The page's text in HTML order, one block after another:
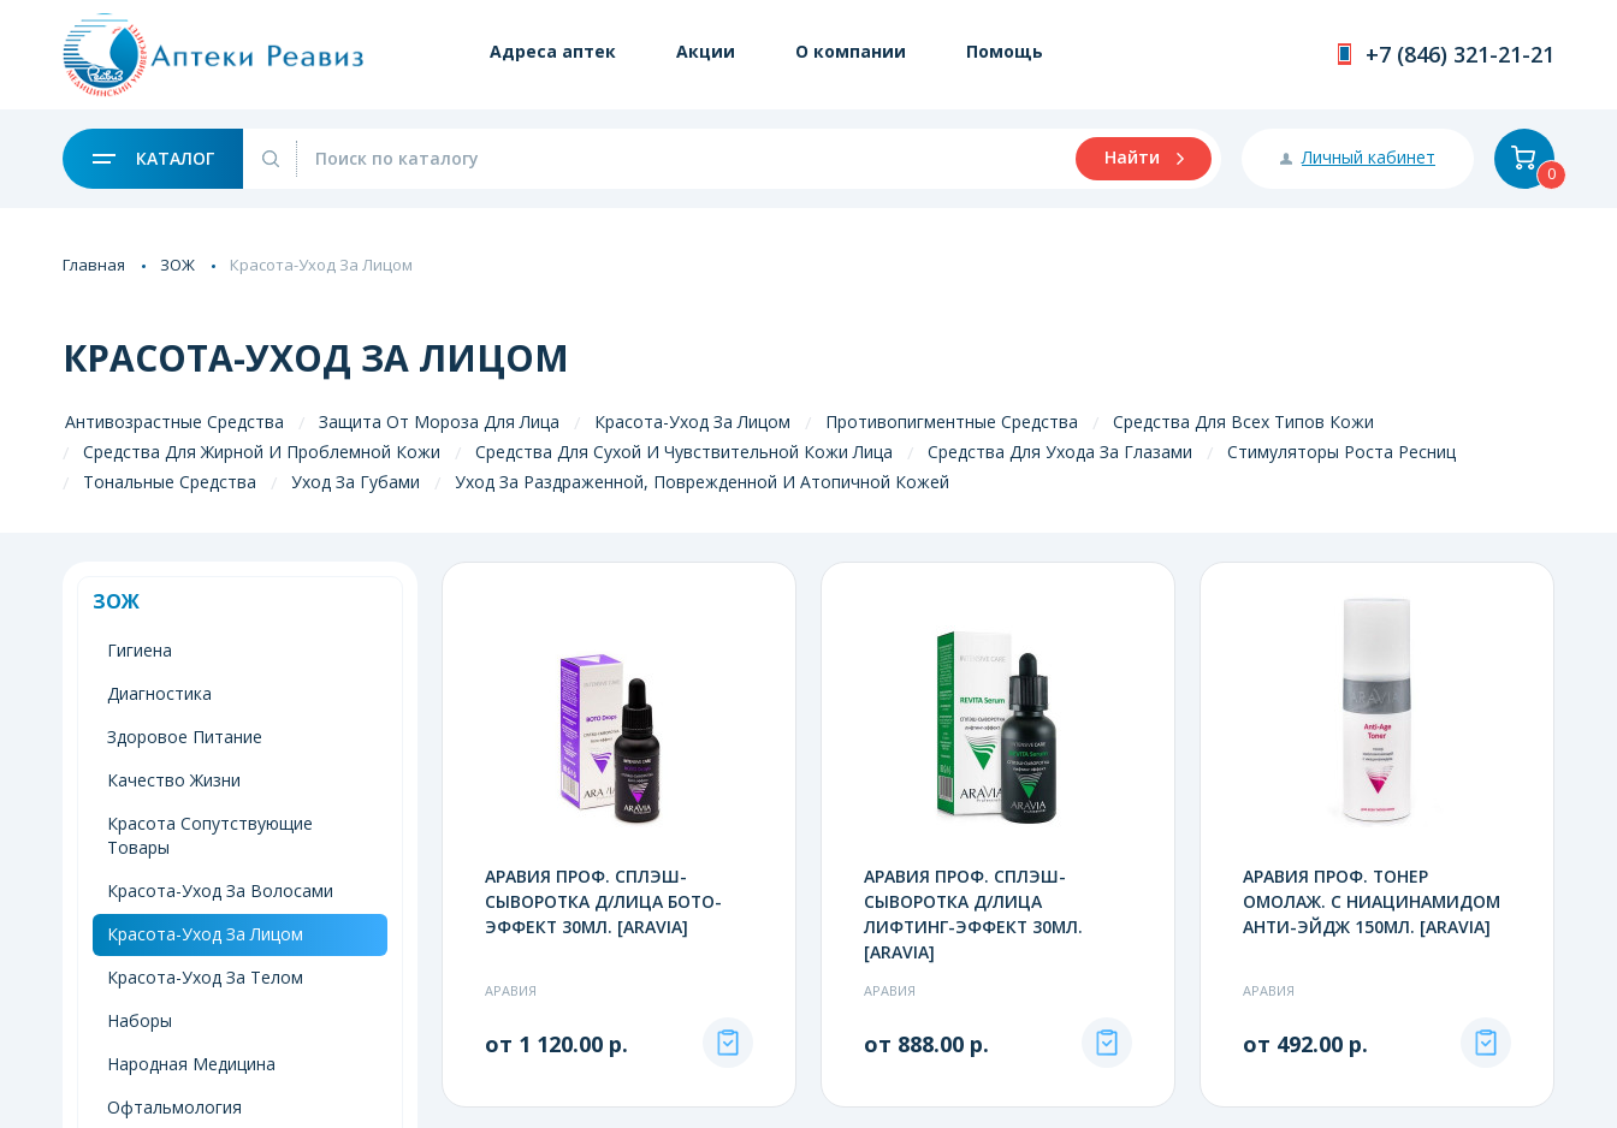
Адреса аптек Акции О компании Помощь +7 (846) 321-21-21
КАТАЛОГ Найти Личный кабинет
0
Главная ЗОЖ Красота-Уход За Лицом
КРАСОТА-УХОД ЗА ЛИЦОМ
Антивозрастные Средства Защита От Мороза Для Лица Красота-Уход За Лицом Противопигментные Средства
Средства Для Всех Типов Кожи
Средства Для Жирной И Проблемной Кожи
Средства Для Сухой И Чувствительной Кожи Лица Средства Для Ухода За Глазами
Стимуляторы Роста Ресниц
Тональные Средства
Уход За Губами Уход За Раздраженной, Поврежденной И Атопичной Кожей
ЗОЖ
Гигиена
Диагностика
Здоровое Питание
Качество Жизни
Красота Сопутствующие
Товары
Красота-Уход За Волосами
Красота-Уход За Лицом
Красота-Уход За Телом
Наборы
Народная Медицина
Офтальмология
АРАВИЯ ПРОФ. СПЛЭШ-
СЫВОРОТКА Д/ЛИЦА БОТО-
ЭФФЕКТ 30МЛ. [ARAVIA]
АРАВИЯ
от 1 120.00 р.
АРАВИЯ ПРОФ. СПЛЭШ-
СЫВОРОТКА Д/ЛИЦА
ЛИФТИНГ-ЭФФЕКТ 30МЛ.
[ARAVIA]
АРАВИЯ
от 888.00 р.
АРАВИЯ ПРОФ. ТОНЕР
ОМОЛАЖ. С НИАЦИНАМИДОМ
АНТИ-ЭЙДЖ 150МЛ. [ARAVIA]
АРАВИЯ
от 492.00 р.